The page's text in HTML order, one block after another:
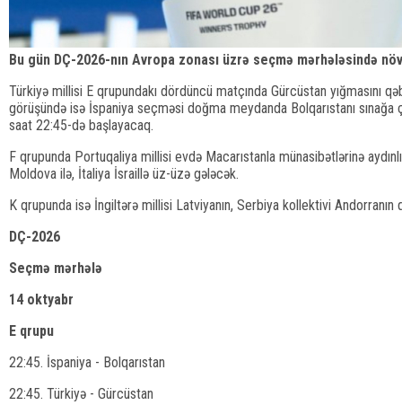
Bu gün DÇ-2026-nın Avropa zonası üzrə seçmə mərhələsində
Türkiyə millisi E qrupundakı dördüncü matçında Gürcüstan yığmasını
görüşündə isə İspaniya seçməsi doğma meydanda Bolqarıstanı sınağa
saat 22:45-də başlayacaq.
F qrupunda Portuqaliya millisi evdə Macarıstanla münasibətlərinə
Moldova ilə, İtaliya İsraillə üz-üzə gələcək.
K qrupunda isə İngiltərə millisi Latviyanın, Serbiya kollektivi Andorranın
DÇ-2026
Seçmə mərhələ
14 oktyabr
E qrupu
22:45. İspaniya - Bolqarıstan
22:45. Türkiyə - Gürcüstan